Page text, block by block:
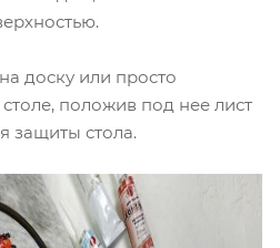
доску или просто
положив под нее лист
защиты стола.